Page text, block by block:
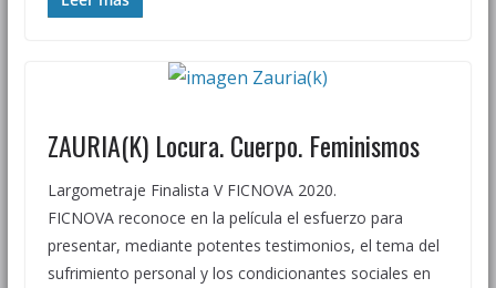
ZAURIA(K) Locura. Cuerpo. Feminismos
Largometraje Finalista V FICNOVA 2020.
FICNOVA reconoce en la película el esfuerzo para
presentar, mediante potentes testimonios, el tema del
sufrimiento personal y los condicionantes sociales en